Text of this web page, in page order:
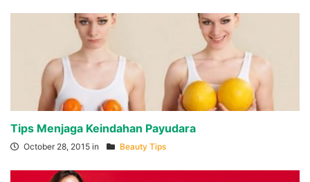
Tips Menjaga Keindahan Payudara
October 28, 2015 in Beauty Tips